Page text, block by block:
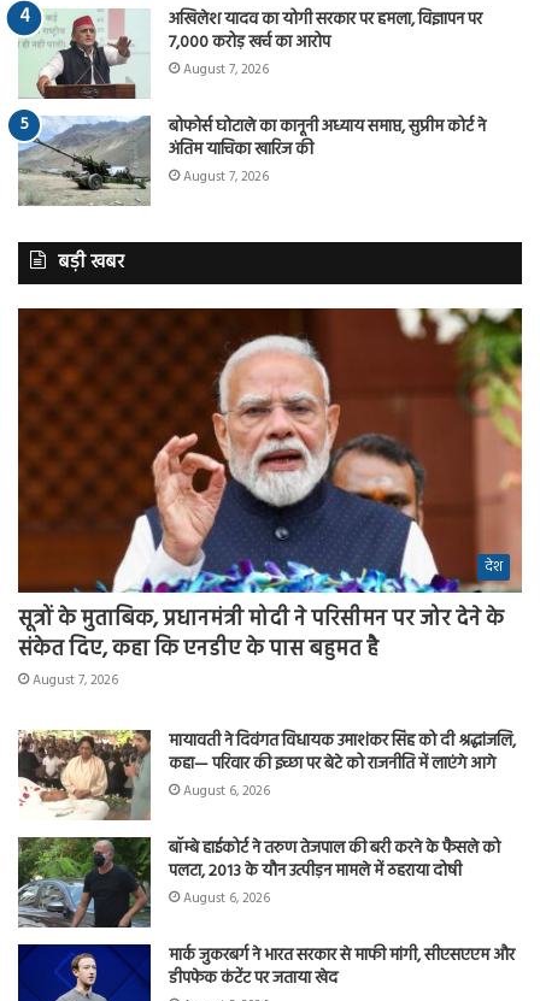
अखिलेश यादव का योगी सरकार पर हमला, विज्ञापन पर
7,000 करोड़ खर्च का आरोप
August 7, 2026
बोफोर्स घोटाले का कानूनी अध्याय समाप्त, सुप्रीम कोर्ट ने
अंतिम याचिका खारिज की
August 7, 2026
बड़ी खबर
देश
सूत्रों के मुताबिक, प्रधानमंत्री मोदी ने परिसीमन पर जोर देने के
संकेत दिए, कहा कि एनडीए के पास बहुमत है
August 7, 2026
मायावती ने दिवंगत विधायक उमाशंकर सिंह को दी श्रद्धांजलि,
कहा— परिवार की इच्छा पर बेटे को राजनीति में लाएंगे आगे
August 6, 2026
बॉम्बे हाईकोर्ट ने तरुण तेजपाल की बरी करने के फैसले को
पलटा, 2013 के यौन उत्पीड़न मामले में ठहराया दोषी
August 6, 2026
मार्क जुकरबर्ग ने भारत सरकार से माफी मांगी, सीएसएएम और
डीपफेक कंटेंट पर जताया खेद